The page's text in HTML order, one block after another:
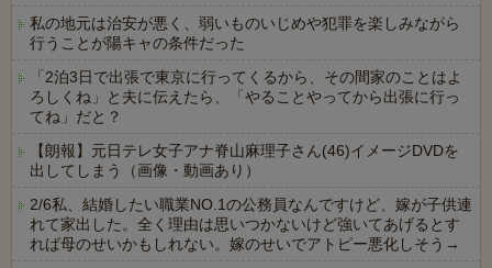
私の地元は治安が悪く、弱いものいじめや犯罪を楽しみながら
行うことが陽キャの条件だった
「2泊3日で出張で東京に行ってくるから、その間家のことはよ
ろしくね」と夫に伝えたら、「やることやってから出張に行っ
てね」だと？
【朗報】元日テレ女子アナ脊山麻理子さん(46)イメージDVDを
出してしまう（画像・動画あり）
2/6私、結婚したい職業NO.1の公務員なんですけど、嫁が子供連
れて家出した。全く理由は思いつかないけど強いてあげるとす
れば母のせいかもしれない。嫁のせいでアトピー悪化しそう→